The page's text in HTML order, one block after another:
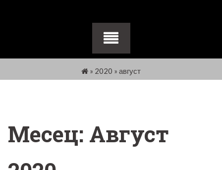
» 2020 » август
Месец: Август